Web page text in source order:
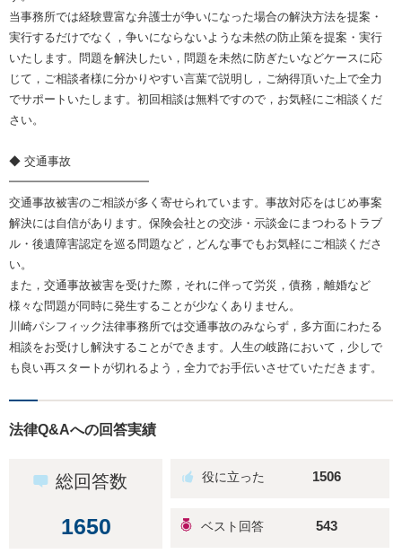
当事務所では経験豊富な弁護士が争いになった場合の解決方法を提案・
実行するだけでなく，争いにならないような未然の防止策を提案・実行
いたします。問題を解決したい，問題を未然に防ぎたいなどケースに応
じて，ご相談者様に分かりやすい言葉で説明し，ご納得頂いた上で全力
でサポートいたします。初回相談は無料ですので，お気軽にご相談くだ
さい。
◆ 交通事故
━━━━━━━━━━━━
交通事故被害のご相談が多く寄せられています。事故対応をはじめ事案
解決には自信があります。保険会社との交渉・示談金にまつわるトラブ
ル・後遺障害認定を巡る問題など，どんな事でもお気軽にご相談くださ
い。
また，交通事故被害を受けた際，それに伴って労災，債務，離婚など
様々な問題が同時に発生することが少なくありません。
川崎パシフィック法律事務所では交通事故のみならず，多方面にわたる
相談をお受けし解決することができます。人生の岐路において，少しで
も良い再スタートが切れるよう，全力でお手伝いさせていただきます。
法律Q&Aへの回答実績
総回答数
1650
1506
543